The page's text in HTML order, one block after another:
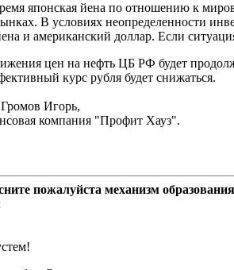
японская йена по отношению к
В условиях неопределенности
и американский доллар. Если
цен на нефть ЦБ РФ будет
курс рубля будет снижаться.
Игорь,
компания "Профит Хауз".
пожалуйста механизм